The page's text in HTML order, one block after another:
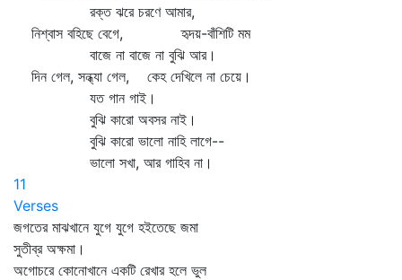
রক্ত ঝরে চরণে আমার,
নিশ্বাস বহিছে বেগে, হৃদয়-বাঁশিটি মম
বাজে না বাজে না বুঝি আর।
দিন গেল, সন্ধ্যা গেল, কেহ দেখিলে না চেয়ে।
যত গান গাই।
বুঝি কারো অবসর নাই।
বুঝি কারো ভালো নাহি লাগে--
ভালো সখা, আর গাহিব না।
11
Verses
জগতের মাঝখানে যুগে যুগে হইতেছে জমা
সুতীব্র অক্ষমা।
অগোচরে কোনোখানে একটি রেখার হলে ভুল